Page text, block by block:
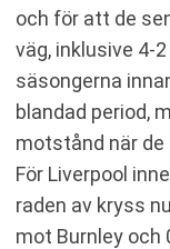
och för att de
väg, inklusive 4-
säsongerna
blandad period,
motstånd när
För Liverpool
raden av kryss
mot Burnley och